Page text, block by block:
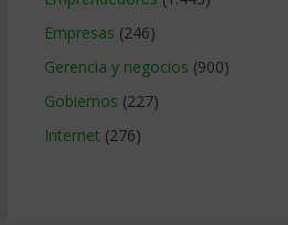
Empresas (246)
Gerencia y negocios (900)
Gobiernos (227)
Internet (276)